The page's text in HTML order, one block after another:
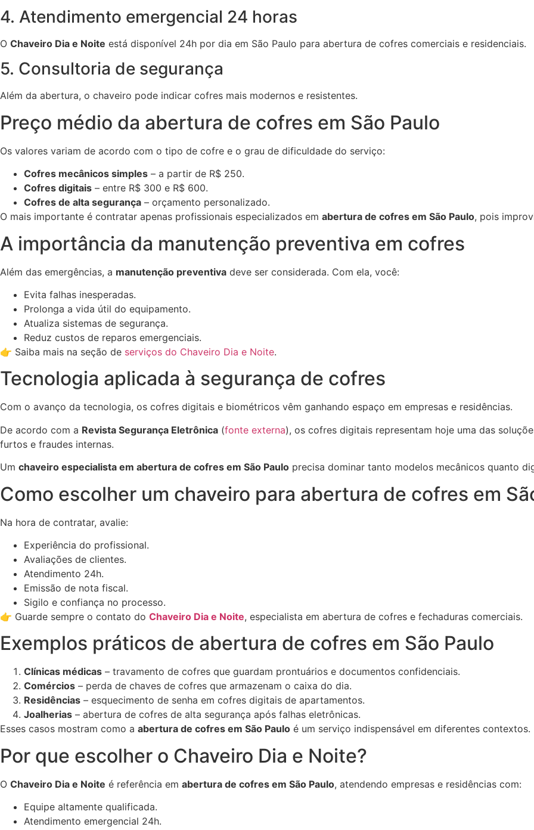
4. Atendimento emergencial 24 horas
O Chaveiro Dia e Noite está disponível 24h por dia em São Paulo para abertura de cofres comerciais e residenciais.
5. Consultoria de segurança
Além da abertura, o chaveiro pode indicar cofres mais modernos e resistentes.
Preço médio da abertura de cofres em São Paulo
Os valores variam de acordo com o tipo de cofre e o grau de dificuldade do serviço:
Cofres mecânicos simples – a partir de R$ 250.
Cofres digitais – entre R$ 300 e R$ 600.
Cofres de alta segurança – orçamento personalizado.
O mais importante é contratar apenas profissionais especializados em abertura de cofres em São Paulo, pois
A importância da manutenção preventiva em cofres
Além das emergências, a manutenção preventiva deve ser considerada. Com ela, você:
Evita falhas inesperadas.
Prolonga a vida útil do equipamento.
Atualiza sistemas de segurança.
Reduz custos de reparos emergenciais.
👉 Saiba mais na seção de serviços do Chaveiro Dia e Noite.
Tecnologia aplicada à segurança de cofres
Com o avanço da tecnologia, os cofres digitais e biométricos vêm ganhando espaço em empresas e residências.
De acordo com a Revista Segurança Eletrônica (fonte externa), os cofres digitais representam hoje uma das
furtos e fraudes internas.
Um chaveiro especialista em abertura de cofres em São Paulo precisa dominar tanto modelos mecânicos quanto
Como escolher um chaveiro para abertura de cofres em
Na hora de contratar, avalie:
Experiência do profissional.
Avaliações de clientes.
Atendimento 24h.
Emissão de nota fiscal.
Sigilo e confiança no processo.
👉 Guarde sempre o contato do Chaveiro Dia e Noite, especialista em abertura de cofres e fechaduras comerciais.
Exemplos práticos de abertura de cofres em São Paulo
Clínicas médicas – travamento de cofres que guardam prontuários e documentos confidenciais.
Comércios – perda de chaves de cofres que armazenam o caixa do dia.
Residências – esquecimento de senha em cofres digitais de apartamentos.
Joalherias – abertura de cofres de alta segurança após falhas eletrônicas.
Esses casos mostram como a abertura de cofres em São Paulo é um serviço indispensável em diferentes contextos.
Por que escolher o Chaveiro Dia e Noite?
O Chaveiro Dia e Noite é referência em abertura de cofres em São Paulo, atendendo empresas e residências com:
Equipe altamente qualificada.
Atendimento emergencial 24h.